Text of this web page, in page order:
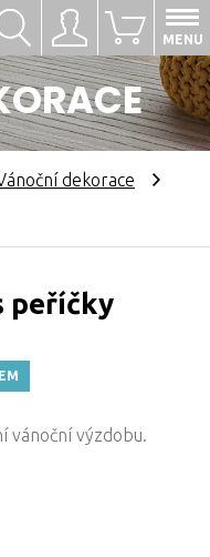
Přihlásit se
0
MENU
Hledat
dekorace
peříčky
vánoční výzdobu.